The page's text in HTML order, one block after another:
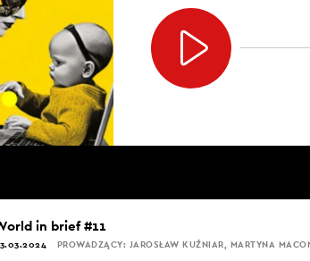
in brief #11
PROWADZĄCY: JAROSŁAW KUŹNIAR, MARTYNA